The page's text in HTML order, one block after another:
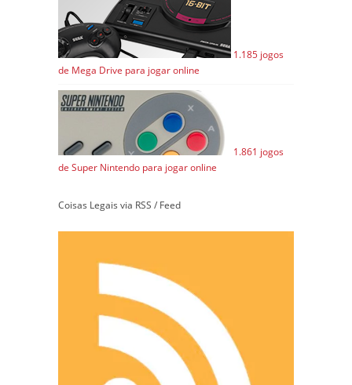
1.185 jogos
de Mega Drive para jogar online
1.861 jogos
de Super Nintendo para jogar online
Coisas Legais via RSS / Feed